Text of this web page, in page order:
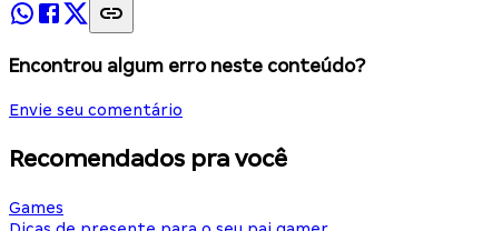
Encontrou algum erro neste conteúdo?
Envie seu comentário
Recomendados pra você
Games